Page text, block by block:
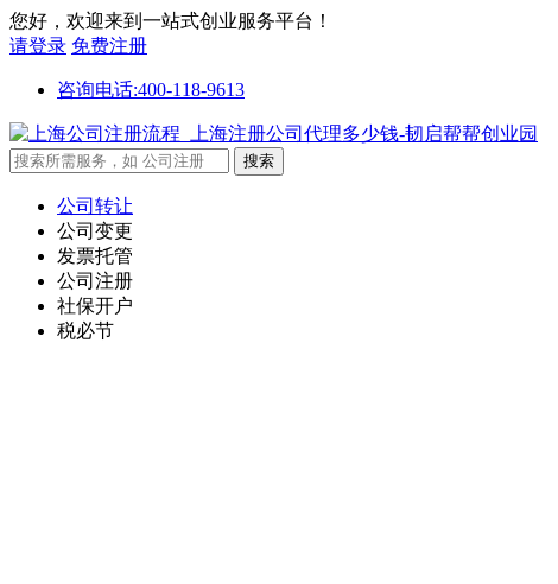
您好，欢迎来到一站式创业服务平台！
请登录 免费注册
咨询电话:400-118-9613
公司转让
公司变更
发票托管
公司注册
社保开户
税必节